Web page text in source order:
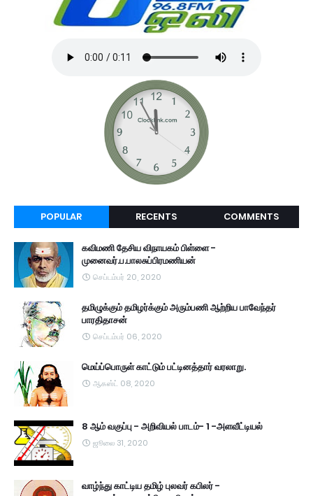
POPULAR RECENTS COMMENTS
கவிமணி தேசிய விநாயகம் பிள்ளை -
முனைவர்.ப.பாலசுப்பிரமணியன்
செப்டம்பர் 20, 2020
தமிழுக்கும் தமிழர்க்கும் அரும்பணி ஆற்றிய பாவேந்தர்
பாரதிதாசன்
செப்டம்பர் 06, 2020
மெய்ப்பொருள் காட்டும் பட்டினத்தார் வரலாறு.
ஆகஸ்ட் 08, 2020
8 ஆம் வகுப்பு - அறிவியல் பாடம்- 1 -அளவீட்டியல்
ஜூலை 31, 2020
வாழ்ந்து காட்டிய தமிழ் புலவர் கபிலர் -